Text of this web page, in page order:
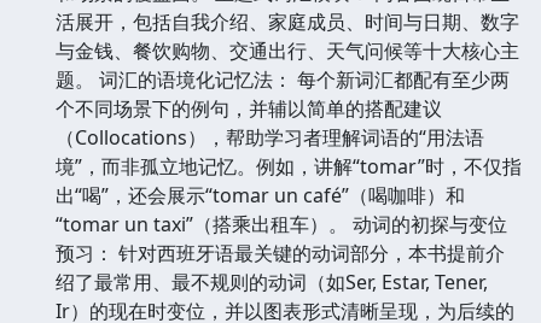
活展开，包括自我介绍、家庭成员、时间与日期、数字
与金钱、餐饮购物、交通出行、天气问候等十大核心主
题。 词汇的语境化记忆法： 每个新词汇都配有至少两
个不同场景下的例句，并辅以简单的搭配建议
（Collocations），帮助学习者理解词语的“用法语
境”，而非孤立地记忆。例如，讲解“tomar”时，不仅指
出“喝”，还会展示“tomar un café”（喝咖啡）和
“tomar un taxi”（搭乘出租车）。 动词的初探与变位
预习： 针对西班牙语最关键的动词部分，本书提前介
绍了最常用、最不规则的动词（如Ser, Estar, Tener,
Ir）的现在时变位，并以图表形式清晰呈现，为后续的